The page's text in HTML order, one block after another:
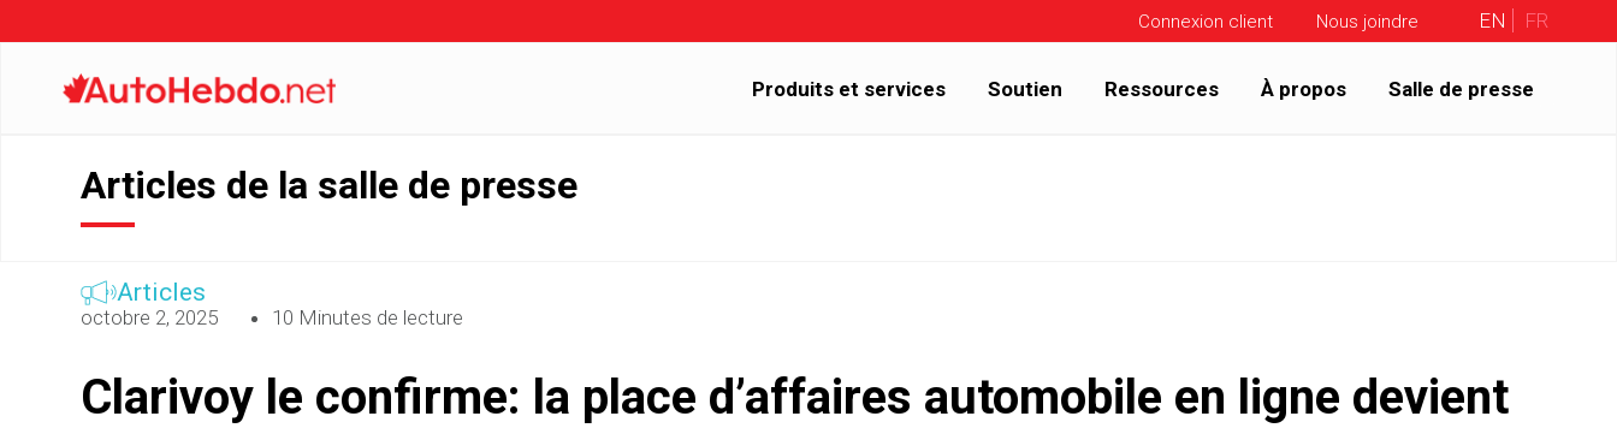
Connexion client Nous joindre EN FR
Produits et services Soutien Ressources À propos Salle de presse
Articles de la salle de presse
Articles
octobre 2, 2025 10 Minutes de lecture
Clarivoy le confirme: la place d’affaires automobile en ligne devient